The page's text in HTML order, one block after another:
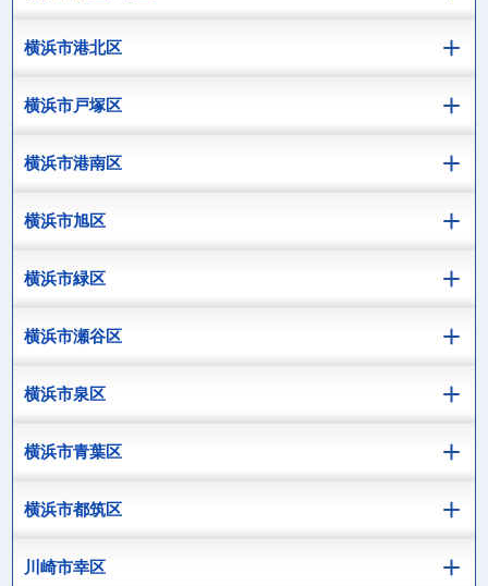
横浜市港北区
横浜市戸塚区
横浜市港南区
横浜市旭区
横浜市緑区
横浜市瀬谷区
横浜市泉区
横浜市青葉区
横浜市都筑区
川崎市幸区